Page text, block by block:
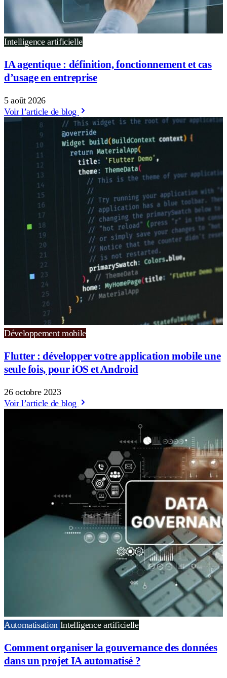
Intelligence artificielle
IA agentique : définition, fonctionnement et cas
d’usage en entreprise
5 août 2026
Voir l’article de blog
Développement mobile
Flutter : développer votre application mobile une
seule fois, pour iOS et Android
26 octobre 2023
Voir l’article de blog
Automatisation Intelligence artificielle
Comment organiser la gouvernance des données
dans un projet IA automatisé ?